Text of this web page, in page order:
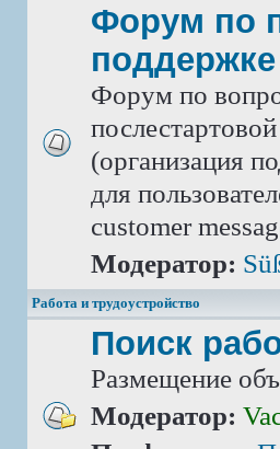
Форум по
Форум по
(организация
для
customer
Модератор:
Работа и трудоустройство
Поиск
Размещение
Модератор: